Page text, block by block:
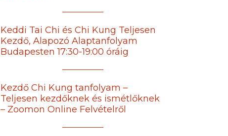
Keddi Tai Chi és Chi Kung Teljesen
Kezdő, Alapozó Alaptanfolyam
Budapesten 17:30-19:00 óráig
Kezdő Chi Kung tanfolyam –
Teljesen kezdőknek és ismétlőknek
– Zoomon Online Felvételről